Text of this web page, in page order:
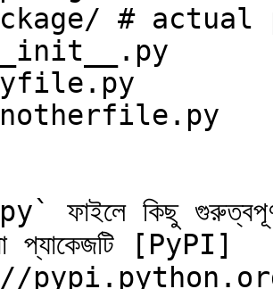
ফাইলে কিছু
প্যাকেজটি [PyPI]